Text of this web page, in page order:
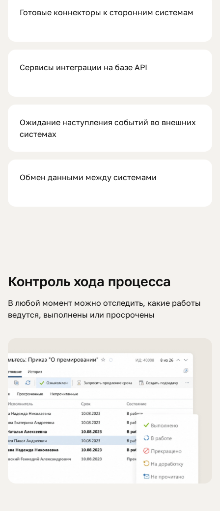
Готовые коннекторы к сторонним системам
Сервисы интеграции на базе API
Ожидание наступления событий во внешних
системах
Обмен данными между системами
Контроль хода процесса
В любой момент можно отследить, какие работы
ведутся, выполнены или просрочены